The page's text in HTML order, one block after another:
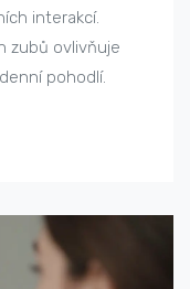
interakcí.
zubů ovlivňuje
pohodlí.